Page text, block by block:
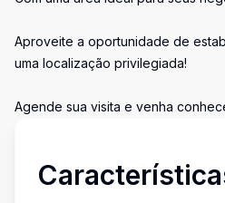
Aproveite a oportunidade de
uma localização privilegiada!
Agende sua visita e venha